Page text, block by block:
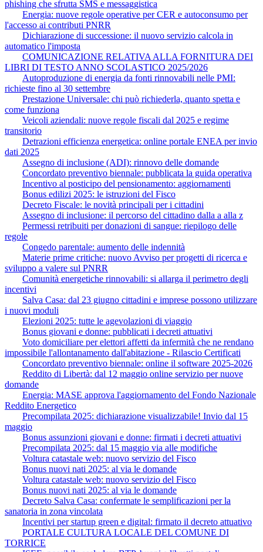
phishing che sfrutta SMS e messaggistica
Energia: nuove regole operative per CER e autoconsumo per
l'accesso ai contributi PNRR
Dichiarazione di successione: il nuovo servizio calcola in
automatico l'imposta
COMUNICAZIONE RELATIVA ALLA FORNITURA DEI
LIBRI DI TESTO ANNO SCOLASTICO 2025/2026
Autoproduzione di energia da fonti rinnovabili nelle PMI:
richieste fino al 30 settembre
Prestazione Universale: chi può richiederla, quanto spetta e
come funziona
Veicoli aziendali: nuove regole fiscali dal 2025 e regime
transitorio
Detrazioni efficienza energetica: online portale ENEA per invio
dati 2025
Assegno di inclusione (ADI): rinnovo delle domande
Concordato preventivo biennale: pubblicata la guida operativa
Incentivo al posticipo del pensionamento: aggiornamenti
Bonus edilizi 2025: le istruzioni del Fisco
Decreto Fiscale: le novità principali per i cittadini
Assegno di inclusione: il percorso del cittadino dalla a alla z
Permessi retribuiti per donazioni di sangue: riepilogo delle
regole
Congedo parentale: aumento delle indennità
Materie prime critiche: nuovo Avviso per progetti di ricerca e
sviluppo a valere sul PNRR
Comunità energetiche rinnovabili: si allarga il perimetro degli
incentivi
Salva Casa: dal 23 giugno cittadini e imprese possono utilizzare
i nuovi moduli
Elezioni 2025: tutte le agevolazioni di viaggio
Bonus giovani e donne: pubblicati i decreti attuativi
Voto domiciliare per elettori affetti da infermità che ne rendano
impossibile l'allontanamento dall'abitazione - Rilascio Certificati
Concordato preventivo biennale: online il software 2025-2026
Reddito di Libertà: dal 12 maggio online servizio per nuove
domande
Energia: MASE approva l'aggiornamento del Fondo Nazionale
Reddito Energetico
Precompilata 2025: dichiarazione visualizzabile! Invio dal 15
maggio
Bonus assunzioni giovani e donne: firmati i decreti attuativi
Precompilata 2025: dal 15 maggio via alle modifiche
Voltura catastale web: nuovo servizio del Fisco
Bonus nuovi nati 2025: al via le domande
Voltura catastale web: nuovo servizio del Fisco
Bonus nuovi nati 2025: al via le domande
Decreto Salva Casa: confermate le semplificazioni per la
sanatoria in zona vincolata
Incentivi per startup green e digital: firmato il decreto attuativo
PORTALE CULTURA LOCALE DEL COMUNE DI
TORRICE